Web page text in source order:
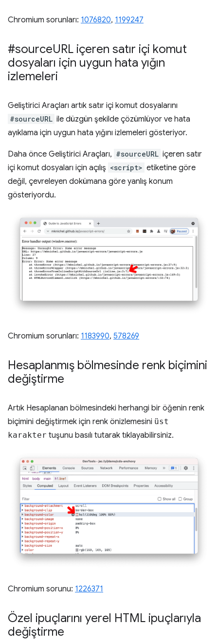
Chromium sorunları: 1076820, ​​ 1199247
#sourceURL içeren satır içi komut
dosyaları için uygun hata yığın
izlemeleri
Geliştirici Araçları artık satır içi komut dosyalarını
#sourceURL ile düzgün şekilde çözümlüyor ve hata
ayıklama için uygun hata yığını izlemeleri gösteriyor.
Daha önce Geliştirici Araçları, #sourceURL içeren satır
içi komut dosyaları için açılış <script> etiketine göre
değil, çevreleyen dokümana göre yanlış konum
gösteriyordu.
Chromium sorunları: 1183990, ​​ 578269
Hesaplanmış bölmesinde renk biçimini
değiştirme
Artık Hesaplanan bölmesindeki herhangi bir öğenin renk
biçimini değiştirmek için renk önizlemesini üst
karakter tuşunu basılı tutarak tıklayabilirsiniz.
Chromium sorunu: 1226371
Özel ipuçlarını yerel HTML ipuçlarıyla
değiştirme